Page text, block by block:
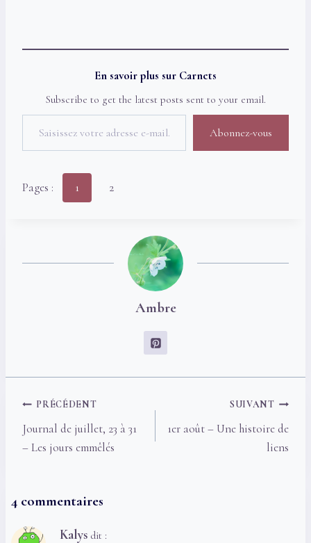
En savoir plus sur Carnets
Subscribe to get the latest posts sent to your email.
Saisissez votre adresse e-mail…
Abonnez-vous
Pages : 1 2
Ambre
Navigation
de
l’article
PRÉCÉDENT
Journal de juillet, 23 à 31
– Les jours emmêlés
SUIVANT
1er août – Une histoire de
liens
4 commentaires
Kalys dit :